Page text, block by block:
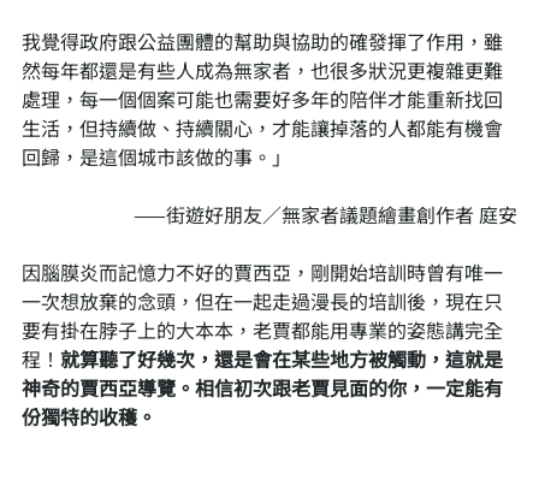
我覺得政府跟公益團體的幫助與協助的確發揮了作用，雖
然每年都還是有些人成為無家者，也很多狀況更複雜更難
處理，每一個個案可能也需要好多年的陪伴才能重新找回
生活，但持續做、持續關心，才能讓掉落的人都能有機會
回歸，是這個城市該做的事。」
——街遊好朋友／無家者議題繪畫創作者 庭安
因腦膜炎而記憶力不好的賈西亞，剛開始培訓時曾有唯一
一次想放棄的念頭，但在一起走過漫長的培訓後，現在只
要有掛在脖子上的大本本，老賈都能用專業的姿態講完全
程！ 就算聽了好幾次，還是會在某些地方被觸動，這就是
神奇的賈西亞導覽。相信初次跟老賈見面的你，一定能有
份獨特的收穫。